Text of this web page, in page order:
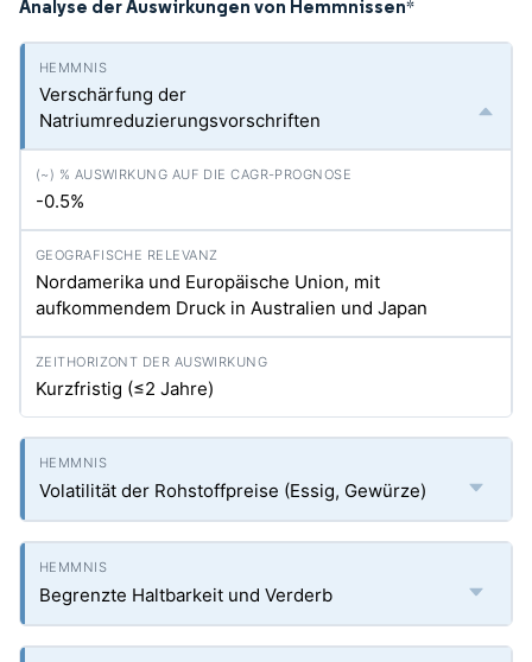
Analyse der Auswirkungen von Hemmnissen*
Verschärfung der
Natriumreduzierungsvorschriften
-0.5%
Nordamerika und Europäische Union, mit
aufkommendem Druck in Australien und Japan
Kurzfristig (≤2 Jahre)
Volatilität der Rohstoffpreise (Essig, Gewürze)
Begrenzte Haltbarkeit und Verderb